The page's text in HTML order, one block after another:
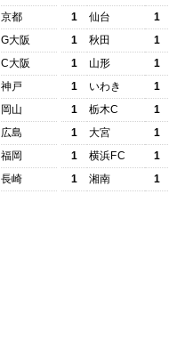
京都
G大阪
C大阪
神戸
岡山
広島
福岡
長崎
1
仙台
1
1
秋田
1
1
山形
1
1
いわき
1
1
栃木C
1
1
大宮
1
1
横浜FC
1
1
湘南 1